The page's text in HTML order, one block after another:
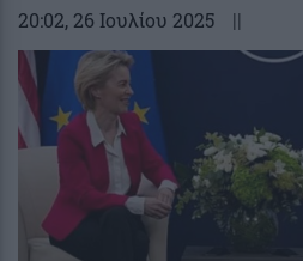
20:02, 26 Ιουλίου 2025 ||